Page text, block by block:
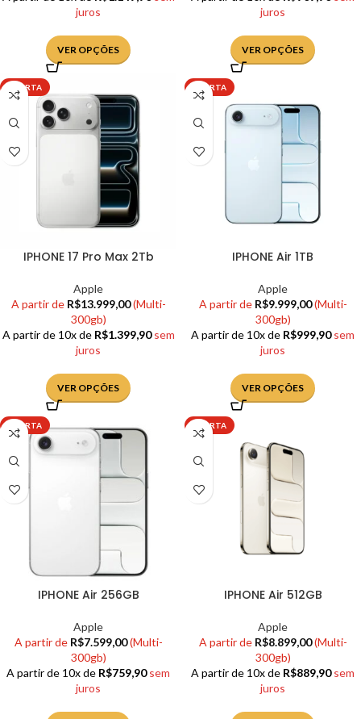
juros
VER OPÇÕES
juros
VER OPÇÕES
OFERTA
IPHONE 17 Pro Max 2Tb
Apple
A partir de R$13.999,00(Multi-
300gb)
A partir de 10x de R$1.399,90 sem
juros
VER OPÇÕES
OFERTA
IPHONE Air 1TB
Apple
A partir de R$9.999,00(Multi-
300gb)
A partir de 10x de R$999,90 sem
juros
VER OPÇÕES
OFERTA
IPHONE Air 256GB
Apple
A partir de R$7.599,00(Multi-
300gb)
A partir de 10x de R$759,90 sem
juros
OFERTA
IPHONE Air 512GB
Apple
A partir de R$8.899,00(Multi-
300gb)
A partir de 10x de R$889,90 sem
juros